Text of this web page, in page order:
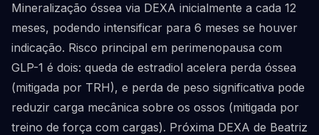
Mineralização óssea via DEXA inicialmente a cada 12
meses, podendo intensificar para 6 meses se houver
indicação. Risco principal em perimenopausa com
GLP-1 é dois: queda de estradiol acelera perda óssea
(mitigada por TRH), e perda de peso significativa pode
reduzir carga mecânica sobre os ossos (mitigada por
treino de força com cargas). Próxima DEXA de Beatriz